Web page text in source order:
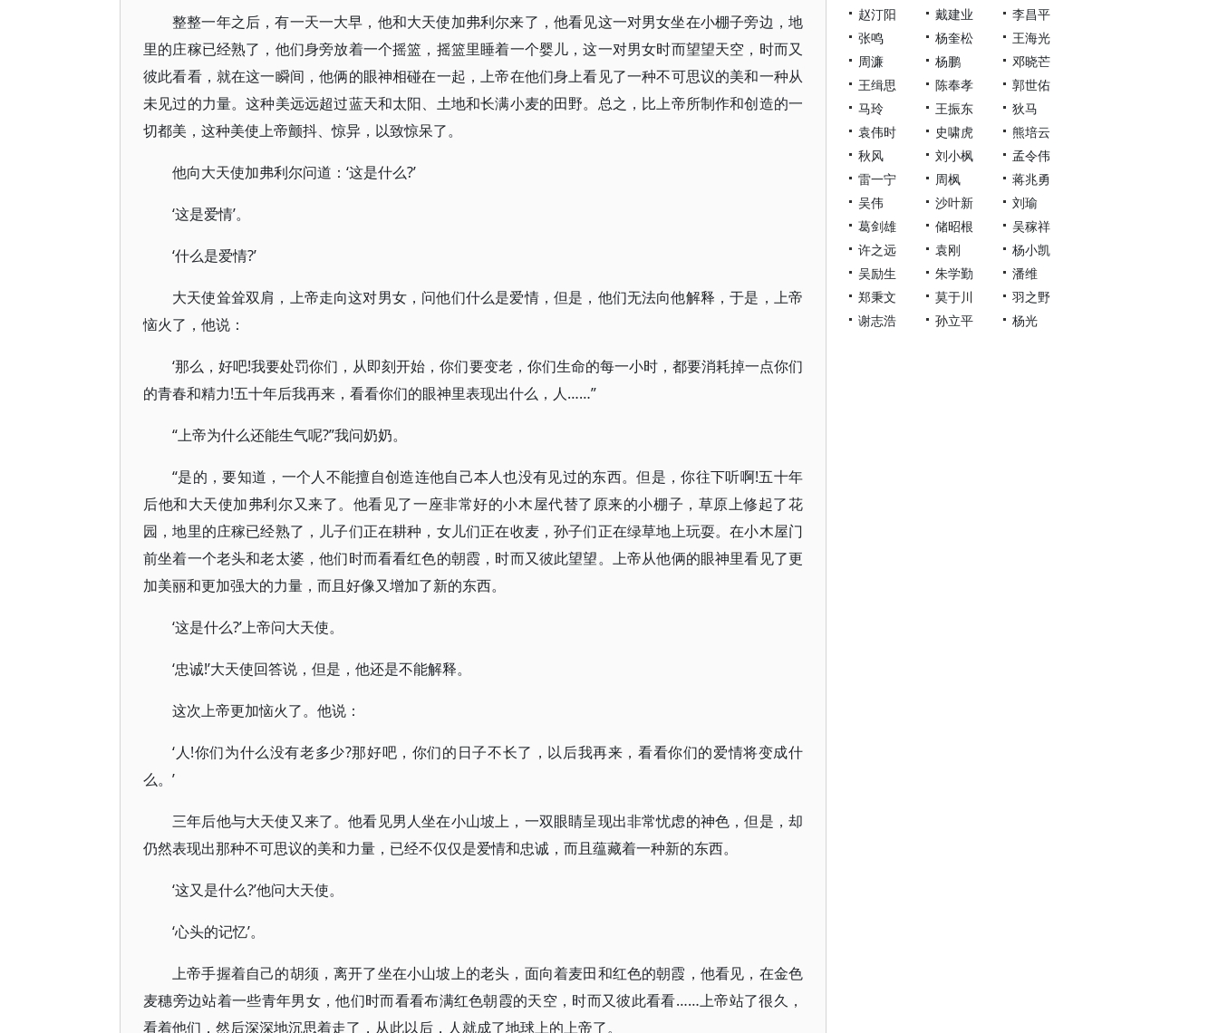
整整一年之后，有一天一大早，他和大天使加弗利尔来了，他看见这一对男女坐在小棚子旁边，地
里的庄稼已经熟了，他们身旁放着一个摇篮，摇篮里睡着一个婴儿，这一对男女时而望望天空，时而又
彼此看看，就在这一瞬间，他俩的眼神相碰在一起，上帝在他们身上看见了一种不可思议的美和一种从
未见过的力量。这种美远远超过蓝天和太阳、土地和长满小麦的田野。总之，比上帝所制作和创造的一
切都美，这种美使上帝颤抖、惊异，以致惊呆了。
他向大天使加弗利尔问道：‘这是什么?’
‘这是爱情’。
‘什么是爱情?’
大天使耸耸双肩，上帝走向这对男女，问他们什么是爱情，但是，他们无法向他解释，于是，上帝
恼火了，他说：
‘那么，好吧!我要处罚你们，从即刻开始，你们要变老，你们生命的每一小时，都要消耗掉一点你们
的青春和精力!五十年后我再来，看看你们的眼神里表现出什么，人……”
“上帝为什么还能生气呢?”我问奶奶。
“是的，要知道，一个人不能擅自创造连他自己本人也没有见过的东西。但是，你往下听啊!五十年
后他和大天使加弗利尔又来了。他看见了一座非常好的小木屋代替了原来的小棚子，草原上修起了花
园，地里的庄稼已经熟了，儿子们正在耕种，女儿们正在收麦，孙子们正在绿草地上玩耍。在小木屋门
前坐着一个老头和老太婆，他们时而看看红色的朝霞，时而又彼此望望。上帝从他俩的眼神里看见了更
加美丽和更加强大的力量，而且好像又增加了新的东西。
‘这是什么?’上帝问大天使。
‘忠诚!’大天使回答说，但是，他还是不能解释。
这次上帝更加恼火了。他说：
‘人!你们为什么没有老多少?那好吧，你们的日子不长了，以后我再来，看看你们的爱情将变成什
么。’
三年后他与大天使又来了。他看见男人坐在小山坡上，一双眼睛呈现出非常忧虑的神色，但是，却
仍然表现出那种不可思议的美和力量，已经不仅仅是爱情和忠诚，而且蕴藏着一种新的东西。
‘这又是什么?’他问大天使。
‘心头的记忆’。
上帝手握着自己的胡须，离开了坐在小山坡上的老头，面向着麦田和红色的朝霞，他看见，在金色
麦穗旁边站着一些青年男女，他们时而看看布满红色朝霞的天空，时而又彼此看看……上帝站了很久，
看着他们，然后深深地沉思着走了，从此以后，人就成了地球上的上帝了。
赵汀阳
戴建业
李昌平
张鸣
杨奎松
王海光
周濂
杨鹏
邓晓芒
王缉思
陈奉孝
郭世佑
马玲
王振东
狄马
袁伟时
史啸虎
熊培云
秋风
刘小枫
孟令伟
雷一宁
周枫
蒋兆勇
吴伟
沙叶新
刘瑜
葛剑雄
储昭根
吴稼祥
许之远
袁刚
杨小凯
吴励生
朱学勤
潘维
郑秉文
莫于川
羽之野
谢志浩
孙立平 杨光